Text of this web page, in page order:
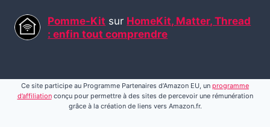
Pomme-Kit sur HomeKit, Matter, Thread
: enfin tout comprendre
Ce site participe au Programme Partenaires d’Amazon EU, un programme
d’affiliationconçu pour permettre à des sites de percevoir une rémunération
grâce à la création de liens vers Amazon.fr.